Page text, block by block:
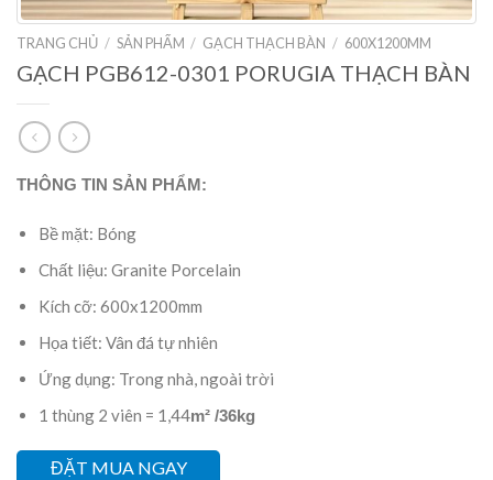
TRANG CHỦ / SẢN PHẨM / GẠCH THẠCH BÀN / 600X1200MM
GẠCH PGB612-0301 PORUGIA THẠCH BÀN
THÔNG TIN SẢN PHẨM:
Bề mặt: Bóng
Chất liệu: Granite Porcelain
Kích cỡ: 600x1200mm
Họa tiết: Vân đá tự nhiên
Ứng dụng: Trong nhà, ngoài trời
1 thùng 2 viên = 1,44m² /36kg
ĐẶT MUA NGAY